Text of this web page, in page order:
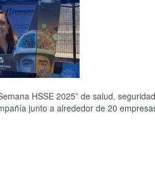
HSSE 2025” de salud,
junto a alrededor de 20